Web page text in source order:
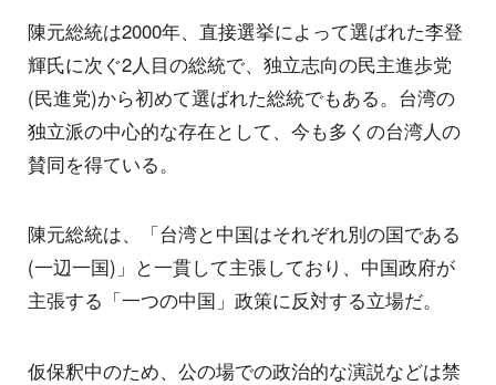
陳元総統は2000年、直接選挙によって選ばれた李登
輝氏に次ぐ2人目の総統で、独立志向の民主進歩党
(民進党)から初めて選ばれた総統でもある。台湾の
独立派の中心的な存在として、今も多くの台湾人の
賛同を得ている。
陳元総統は、「台湾と中国はそれぞれ別の国である
(一辺一国)」と一貫して主張しており、中国政府が
主張する「一つの中国」政策に反対する立場だ。
仮保釈中のため、公の場での政治的な演説などは禁